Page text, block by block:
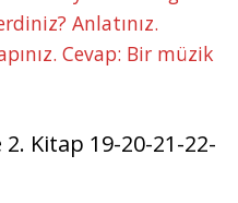
Anlatınız.
Cevap: Bir müzik
2. Kitap 19-20-21-22-